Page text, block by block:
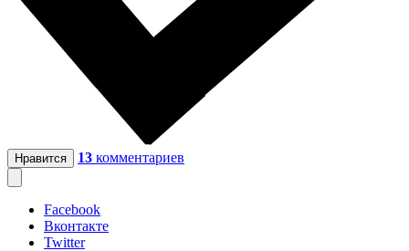
Нравится 13 комментариев
Facebook
Вконтакте
Twitter